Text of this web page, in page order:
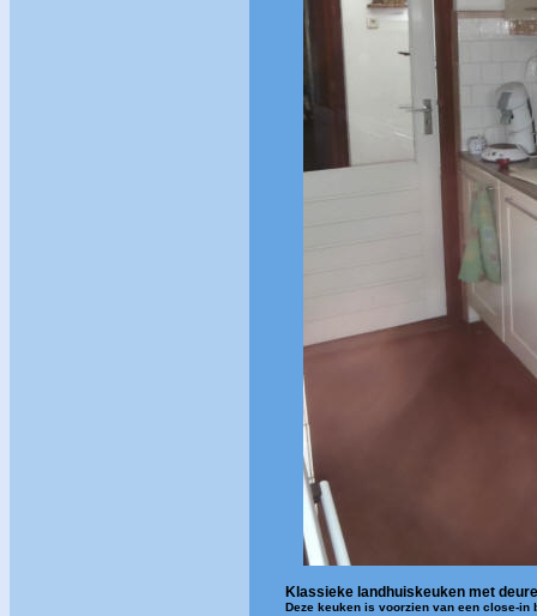
Klassieke landhuiskeuken met
Deze keuken is voorzien van een close-